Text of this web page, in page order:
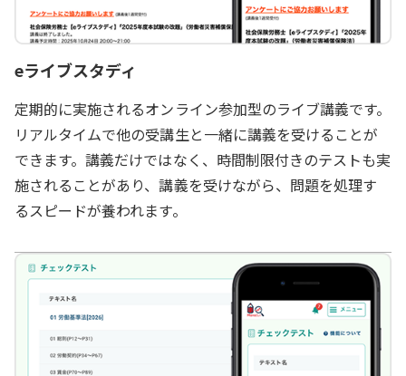
eライブスタディ
定期的に実施されるオンライン参加型のライブ講義です。
リアルタイムで他の受講生と一緒に講義を受けることが
できます。講義だけではなく、時間制限付きのテストも実
施されることがあり、講義を受けながら、問題を処理す
るスピードが養われます。